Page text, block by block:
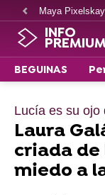
Maya
INFO
BEGUINAS
Lucía es su ojo
Laura
criada de
miedo a